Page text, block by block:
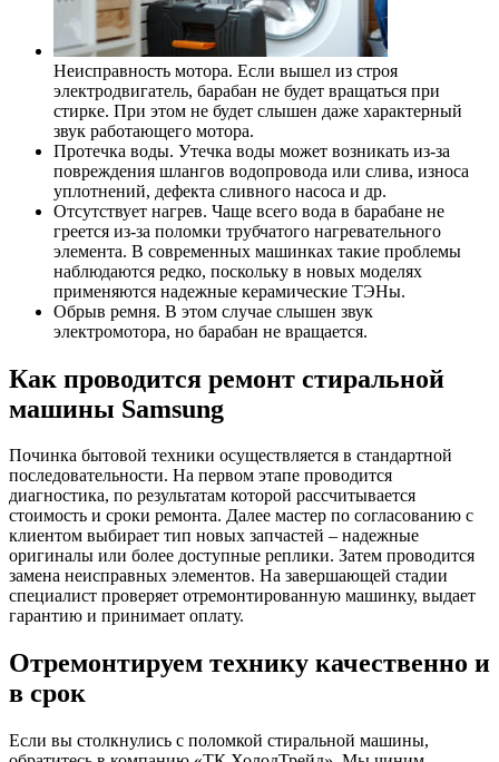
Неисправность мотора. Если вышел из строя
электродвигатель, барабан не будет вращаться при
стирке. При этом не будет слышен даже характерный
звук работающего мотора.
Протечка воды. Утечка воды может возникать из-за
повреждения шлангов водопровода или слива, износа
уплотнений, дефекта сливного насоса и др.
Отсутствует нагрев. Чаще всего вода в барабане не
греется из-за поломки трубчатого нагревательного
элемента. В современных машинках такие проблемы
наблюдаются редко, поскольку в новых моделях
применяются надежные керамические ТЭНы.
Обрыв ремня. В этом случае слышен звук
электромотора, но барабан не вращается.
Как проводится ремонт стиральной
машины Samsung
Починка бытовой техники осуществляется в стандартной
последовательности. На первом этапе проводится
диагностика, по результатам которой рассчитывается
стоимость и сроки ремонта. Далее мастер по согласованию с
клиентом выбирает тип новых запчастей – надежные
оригиналы или более доступные реплики. Затем проводится
замена неисправных элементов. На завершающей стадии
специалист проверяет отремонтированную машинку, выдает
гарантию и принимает оплату.
Отремонтируем технику качественно и
в срок
Если вы столкнулись с поломкой стиральной машины,